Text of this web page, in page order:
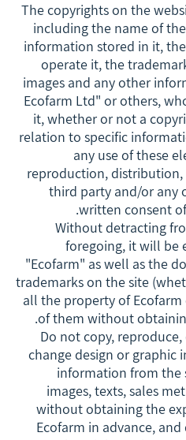
9.1 The copyrights on the
including the name of
information stored in it,
operate it, the
images and any other
Ecofarm Ltd" or others,
it, whether or not a
relation to specific
any use of these
reproduction,
third party and/or any
written consent
9.2 Without detracting
foregoing, it will be
"Ecofarm" as well as the
trademarks on the site
all the property of
of them without
9.3 Do not copy,
change design or graphic
information from the
images, texts, sales
without obtaining the
Ecofarm in advance,